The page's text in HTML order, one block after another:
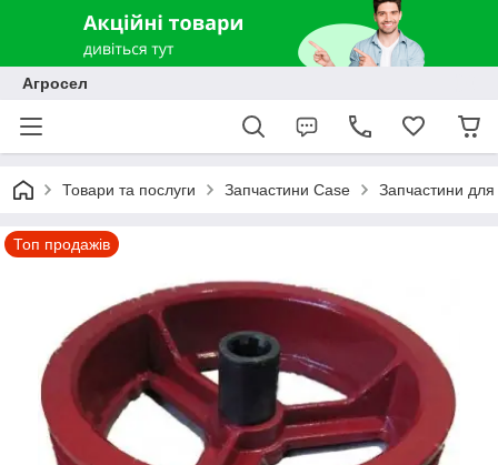
Агросел
Товари та послуги Запчастини Case Запчастини
Топ продажів